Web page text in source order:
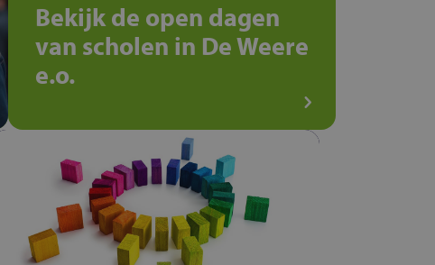
Bekijk de open dagen
van scholen in De Weere
e.o.